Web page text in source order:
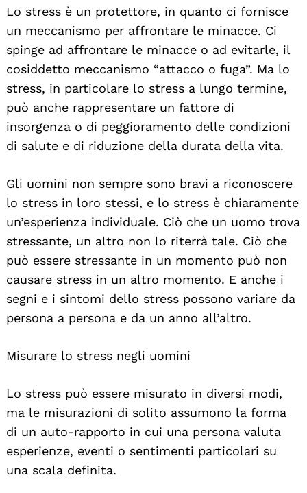
Lo stress è un protettore, in quanto ci fornisce
un meccanismo per affrontare le minacce. Ci
spinge ad affrontare le minacce o ad evitarle, il
cosiddetto meccanismo “attacco o fuga”. Ma lo
stress, in particolare lo stress a lungo termine,
può anche rappresentare un fattore di
insorgenza o di peggioramento delle condizioni
di salute e di riduzione della durata della vita.
Gli uomini non sempre sono bravi a riconoscere
lo stress in loro stessi, e lo stress è chiaramente
un’esperienza individuale. Ciò che un uomo trova
stressante, un altro non lo riterrà tale. Ciò che
può essere stressante in un momento può non
causare stress in un altro momento. E anche i
segni e i sintomi dello stress possono variare da
persona a persona e da un anno all’altro.
Misurare lo stress negli uomini
Lo stress può essere misurato in diversi modi,
ma le misurazioni di solito assumono la forma
di un auto-rapporto in cui una persona valuta
esperienze, eventi o sentimenti particolari su
una scala definita.